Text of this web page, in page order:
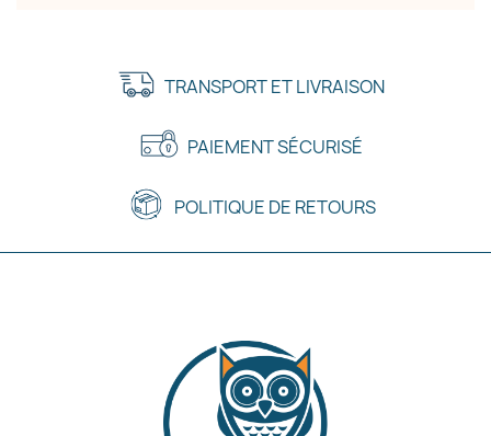
TRANSPORT ET LIVRAISON
PAIEMENT SÉCURISÉ
POLITIQUE DE RETOURS